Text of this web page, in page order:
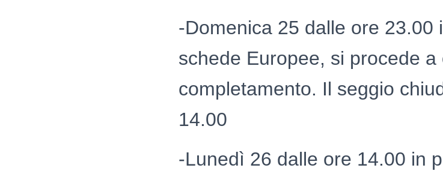
-Domenica 25 dalle ore 23.00
schede Europee, si procede a
completamento. Il seggio
14.00
-Lunedì 26 dalle ore 14.00 in